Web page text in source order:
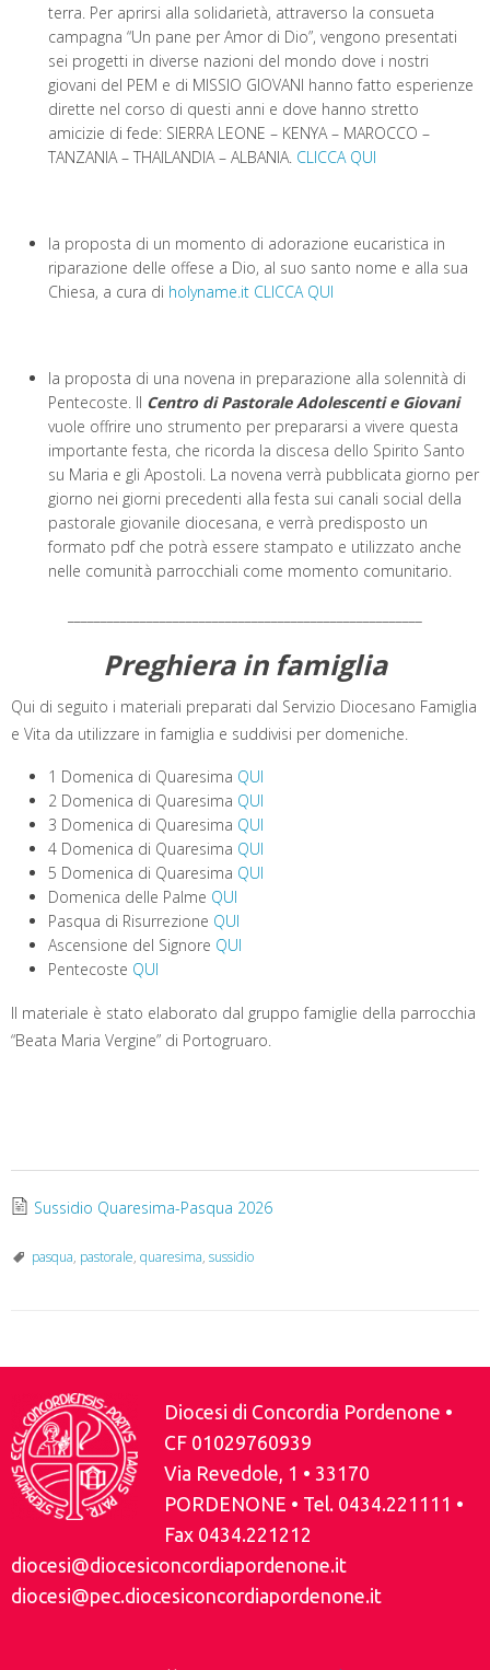
terra. Per aprirsi alla solidarietà, attraverso la consueta
campagna “Un pane per Amor di Dio”, vengono presentati
sei progetti in diverse nazioni del mondo dove i nostri
giovani del PEM e di MISSIO GIOVANI hanno fatto esperienze
dirette nel corso di questi anni e dove hanno stretto
amicizie di fede: SIERRA LEONE – KENYA – MAROCCO –
TANZANIA – THAILANDIA – ALBANIA. CLICCA QUI
la proposta di un momento di adorazione eucaristica in
riparazione delle offese a Dio, al suo santo nome e alla sua
Chiesa, a cura di holyname.it CLICCA QUI
la proposta di una novena in preparazione alla solennità di
Pentecoste. Il Centro di Pastorale Adolescenti e Giovani
vuole offrire uno strumento per prepararsi a vivere questa
importante festa, che ricorda la discesa dello Spirito Santo
su Maria e gli Apostoli. La novena verrà pubblicata giorno per
giorno nei giorni precedenti alla festa sui canali social della
pastorale giovanile diocesana, e verrà predisposto un
formato pdf che potrà essere stampato e utilizzato anche
nelle comunità parrocchiali come momento comunitario.
Preghiera in famiglia
Qui di seguito i materiali preparati dal Servizio Diocesano Famiglia
e Vita da utilizzare in famiglia e suddivisi per domeniche.
1 Domenica di Quaresima QUI
2 Domenica di Quaresima QUI
3 Domenica di Quaresima QUI
4 Domenica di Quaresima QUI
5 Domenica di Quaresima QUI
Domenica delle Palme QUI
Pasqua di Risurrezione QUI
Ascensione del Signore QUI
Pentecoste QUI
Il materiale è stato elaborato dal gruppo famiglie della parrocchia
“Beata Maria Vergine” di Portogruaro.
Sussidio Quaresima-Pasqua 2026
pasqua, pastorale, quaresima, sussidio
Diocesi di Concordia Pordenone •
CF 01029760939
Via Revedole, 1 • 33170
PORDENONE • Tel. 0434.221111 •
Fax 0434.221212
diocesi@diocesiconcordiapordenone.it
diocesi@pec.diocesiconcordiapordenone.it